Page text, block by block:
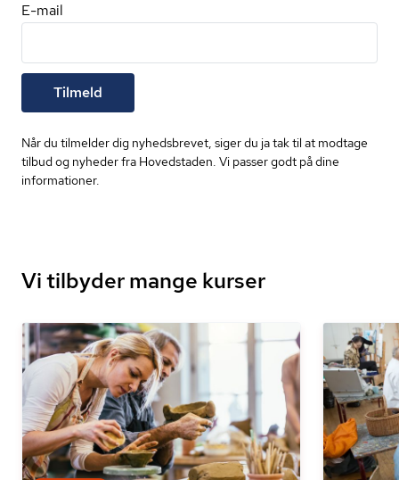
E-mail
Tilmeld
Når du tilmelder dig nyhedsbrevet, siger du ja tak til at modtage
tilbud og nyheder fra Hovedstaden. Vi passer godt på dine
informationer.
Vi tilbyder mange kurser